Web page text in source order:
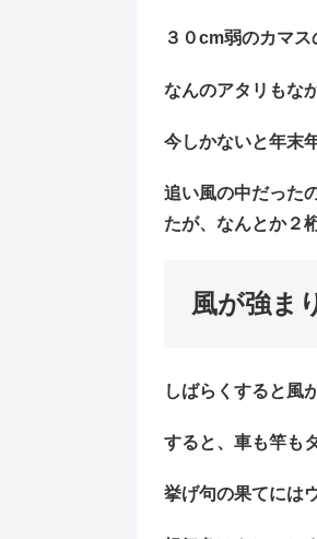
３０cm弱のカマ
なんのアタリもな
今しかないと年末
追い風の中だった
たが、なんとか２
風が強ま
しばらくすると風
すると、車も竿も
挙げ句の果てには